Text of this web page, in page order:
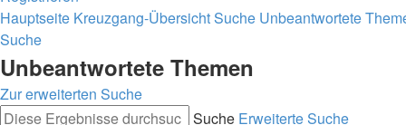
Hauptseite Kreuzgang-ÜbersichtSuche Unbeantwortete
Suche
Unbeantwortete Themen
Zur erweiterten Suche
Suche Erweiterte Suche